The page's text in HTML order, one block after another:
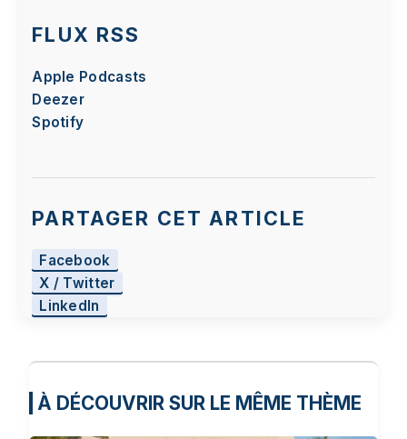
FLUX RSS
Apple Podcasts
Deezer
Spotify
PARTAGER CET ARTICLE
Facebook
X / Twitter
LinkedIn
À DÉCOUVRIR SUR LE MÊME THÈME